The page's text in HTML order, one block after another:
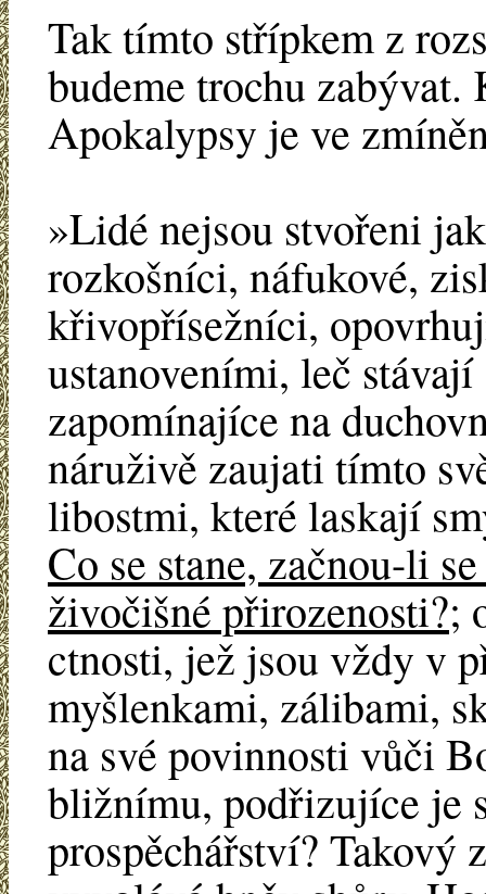
Tak tímto střípkem z
budeme trochu
Apokalypsy je ve
»Lidé nejsou stvořeni
rozkošníci, náfukové,
křivopřísežníci,
ustanoveními, leč
zapomínajíce na
náruživě zaujati tímto
libostmi, které laskají
Co se stane, začnou-li
živočišné přirozenosti?;
ctnosti, jež jsou vždy v
myšlenkami, zálibami,
na své povinnosti vůči
bližnímu, podřizujíce je
prospěchářství? Takový